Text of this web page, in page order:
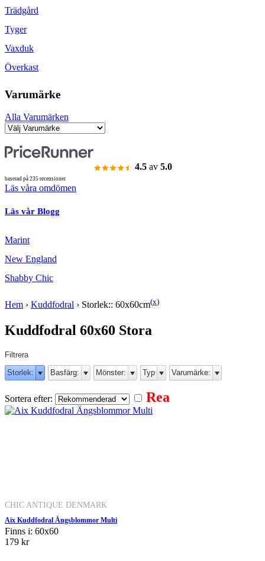
Trädgård
Tyger
Vaxduk
Överkast
Varumärke
Alla Varumärken
4.5 av 5.0
baserad på 235 recensioner
Läs våra omdömen
Läs vår Blogg
Marint
New England
Shabby Chic
Hem › Kuddfodral › Storlek:: 60x60cm(x)
Kuddfodral 60x60 Stora
Filtrera
Storlek:
Basfärg: Mönster: Typ Varumärke:
Sortera efter: Rea
CHIC ANTIQUE DENMARK
Aix Kuddfodral Ängsblommor Multi
Finns i: 60x60
179 kr